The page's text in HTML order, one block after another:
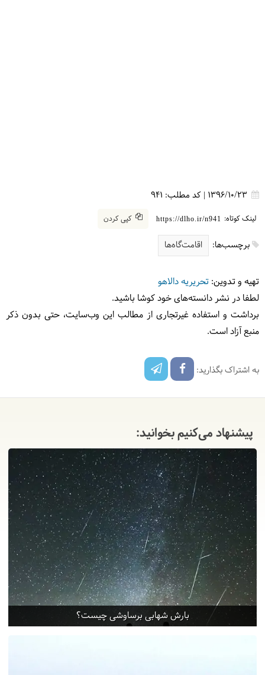
1396/10/23
| کد مطلب: 941
لینک کوتاه: https://dlho.ir/n941 کپی کردن
برچسب‌ها: اقامت‌گاه‌ها
تهیه و تدوین: تحریریه دالاهو
لطفا در نشر دانسته‌های خود کوشا باشید.
برداشت و استفاده غیرتجاری از مطالب این وب‌سایت، حتی بدون ذکر
منبع آزاد است.
به اشتراک بگذارید:
پیشنهاد می‌کنیم بخوانید:
بارش شهابی برساوشی چیست؟